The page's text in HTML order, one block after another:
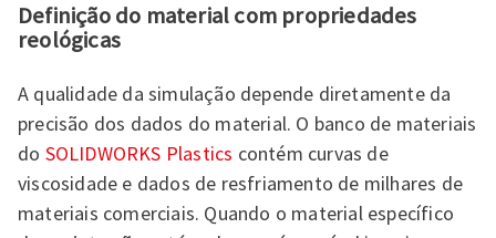
Definição do material com propriedades
reológicas
A qualidade da simulação depende diretamente da
precisão dos dados do material. O banco de materiais
do SOLIDWORKS Plastics contém curvas de
viscosidade e dados de resfriamento de milhares de
materiais comerciais. Quando o material específico